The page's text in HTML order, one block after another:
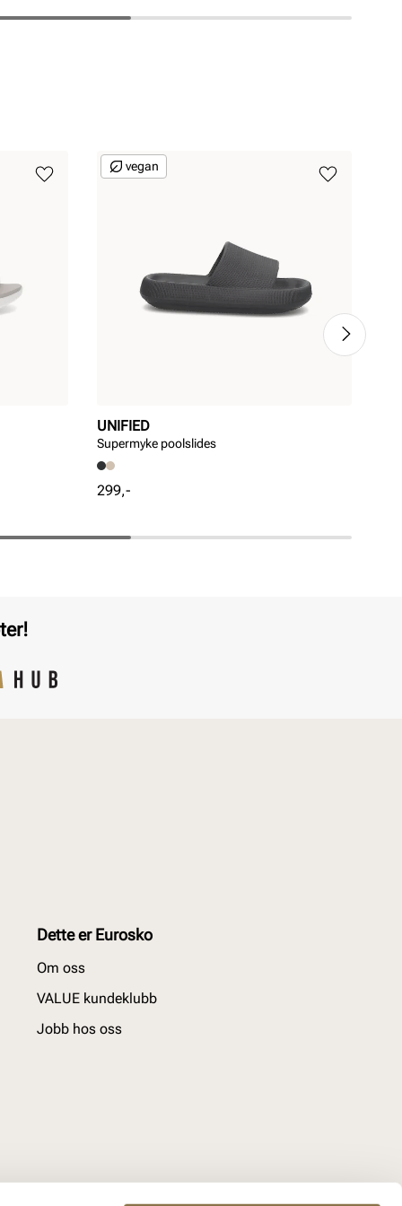
UNIFIED
Supermyke poolslides
Pris
299,-
vegan
Dette er Eurosko
Om oss
VALUE kundeklubb
Jobb hos oss